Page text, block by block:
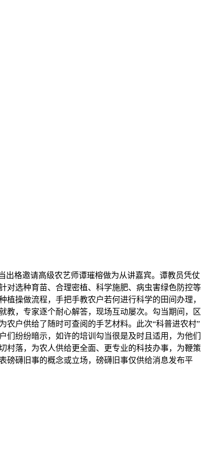
格邀请高级农艺师谭璀榕做为从讲嘉宾。谭教员凭仗
对选种育苗、合理密植、科学施肥、病虫害绿色防控等
操做流程，手把手教农户若何进行科学的田间办理，
教，专家逐个耐心解答，现场互动屡次。勾当期间，区
户供给了随时可查阅的手艺材料。此次“科普进农村”
纷纷暗示，如许的培训勾当很是及时且适用，为他们
村落，为农人供给更全面、更专业的科技办事，为鞭策
磅礴旧事的概念或立场，磅礴旧事仅供给消息发布平